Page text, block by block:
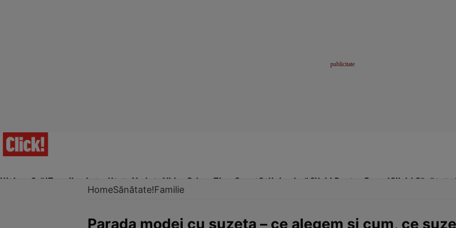
Ultima Oră!Trending Actualitate Vedete Video Prime Time SportStil de viațăClick! Pentru FemeiClick! Sănătate
HomeSănătate!Familie
Parada modei cu suzeta – ce alegem și cum, ce